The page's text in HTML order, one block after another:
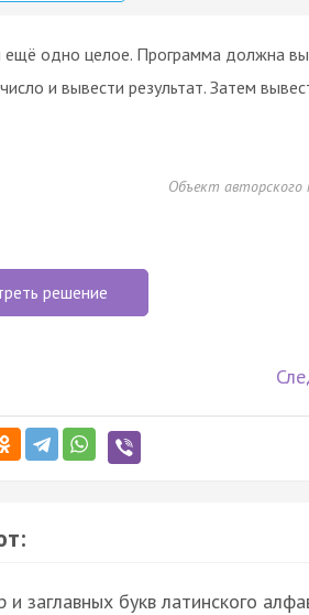
одно целое. Программа должна
и вывести результат. Затем
Объект авторского
решение
заглавных букв латинского